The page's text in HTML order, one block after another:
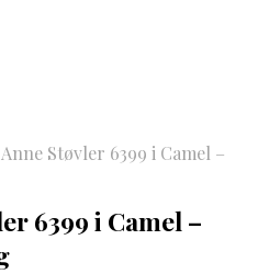
Støvler 6399 i Camel –
6399 i Camel –